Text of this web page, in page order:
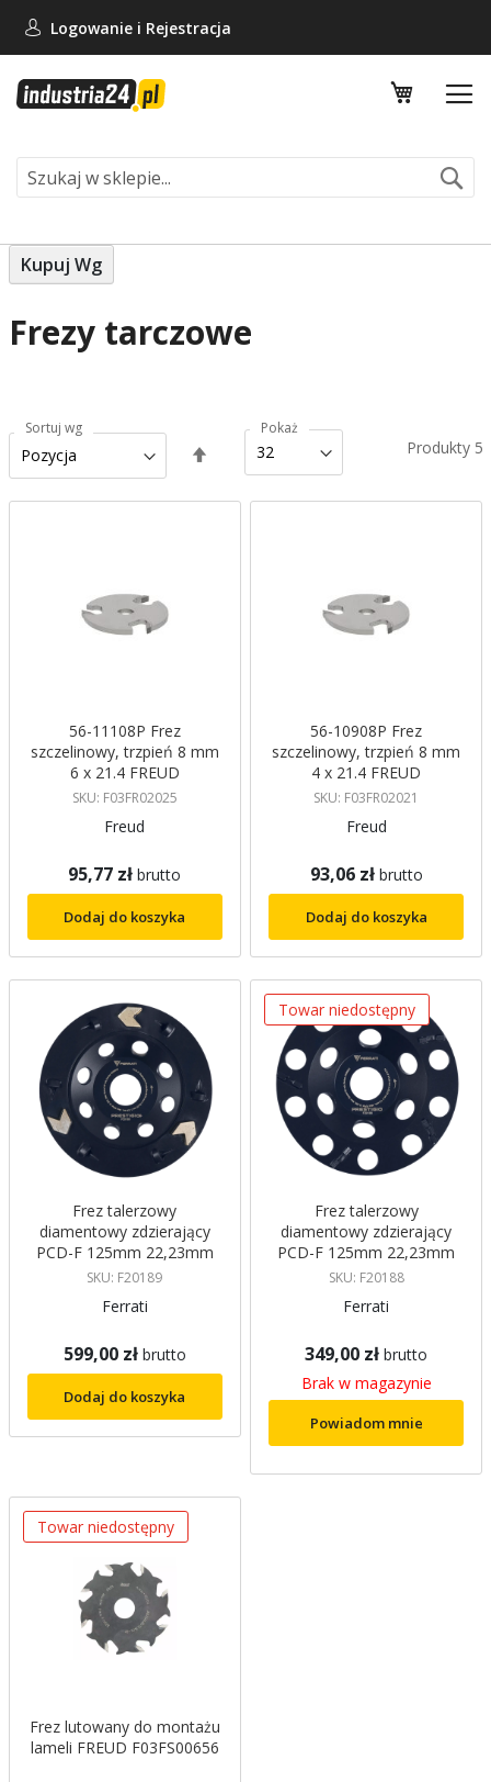
Logowanie i Rejestracja
Mój
Frezy tarczowe
Produkty 5
Sortuj wg
kierunek
malejący
Pokaż
56-11108P Frez
szczelinowy, trzpień 8 mm
6 x 21.4 FREUD
SKU: F03FR02025
Freud
95,77 zł brutto
Dodaj do koszyka
56-10908P Frez
szczelinowy, trzpień 8 mm
4 x 21.4 FREUD
SKU: F03FR02021
Freud
93,06 zł brutto
Dodaj do koszyka
Frez talerzowy
diamentowy zdzierający
PCD-F 125mm 22,23mm
PRESTIGIO PLUS FERRATI
SKU: F20189
Ferrati
599,00 zł brutto
Dodaj do koszyka
Towar niedostępny
Frez talerzowy
diamentowy zdzierający
PCD-F 125mm 22,23mm
PRESTIGIO FERRATI
SKU: F20188
Ferrati
349,00 zł brutto
Brak w magazynie
Powiadom mnie
Towar niedostępny
Frez lutowany do montażu
lameli FREUD F03FS00656
Kupuj Wg